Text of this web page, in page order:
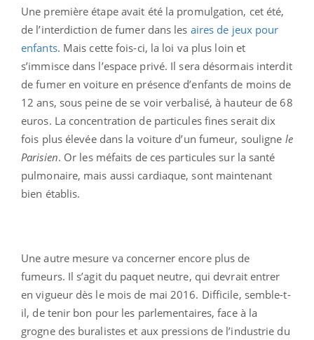
Une première étape avait été la promulgation, cet été,
de l’interdiction de fumer dans les aires de jeux pour
enfants. Mais cette fois-ci, la loi va plus loin et
s’immisce dans l’espace privé. Il sera désormais interdit
de fumer en voiture en présence d’enfants de moins de
12 ans, sous peine de se voir verbalisé, à hauteur de 68
euros. La concentration de particules fines serait dix
fois plus élevée dans la voiture d’un fumeur, souligne le
Parisien. Or les méfaits de ces particules sur la santé
pulmonaire, mais aussi cardiaque, sont maintenant
bien établis.
Une autre mesure va concerner encore plus de
fumeurs. Il s’agit du paquet neutre, qui devrait entrer
en vigueur dès le mois de mai 2016. Difficile, semble-t-
il, de tenir bon pour les parlementaires, face à la
grogne des buralistes et aux pressions de l’industrie du